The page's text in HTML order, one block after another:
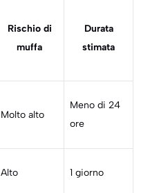
Rischio di
muffa
Durata
stimata
Molto alto
Meno di 24
ore
Alto 1 giorno